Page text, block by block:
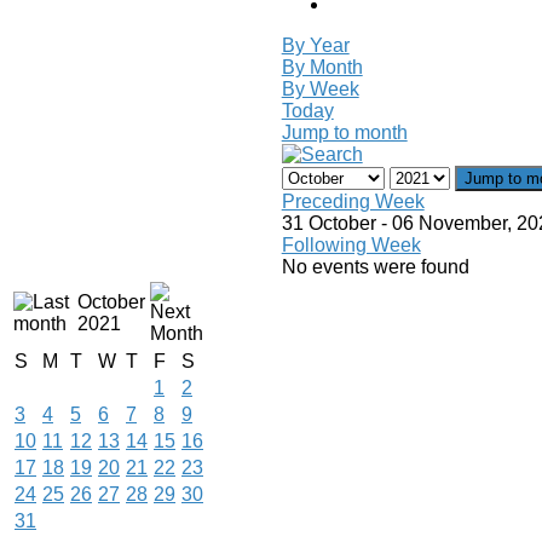
By Year
By Month
By Week
Today
Jump to month
Jump to
Preceding Week
31 October - 06 November,
Following Week
No events were found
October
2021
S
M T W T F
S
1
2
3
4 5 6 7 8
9
10 11 12 13 14 15 16
17 18 19 20 21 22 23
24 25 26 27 28 29 30
31